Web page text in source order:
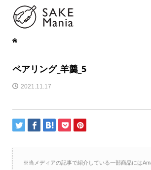
ペアリング_羊羹_5
2021.11.17
※当メディアの記事で紹介している一部商品には